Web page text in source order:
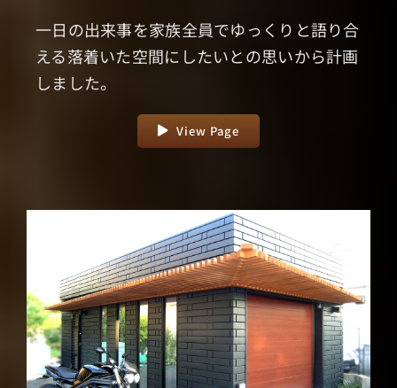
一日の出来事を家族全員でゆっくりと語り合
える落着いた空間にしたいとの思いから計画
しました。
View Page